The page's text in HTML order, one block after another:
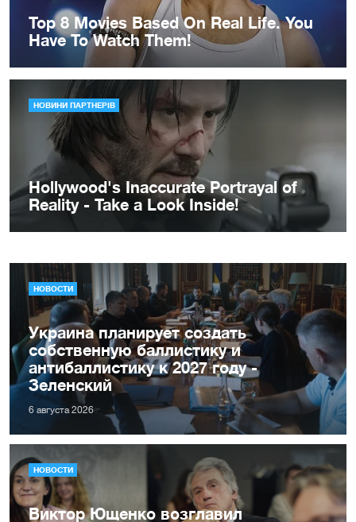
НОВОСТИ
Украина планирует создать
собственную баллистику и
антибаллистику к 2027 году -
Зеленский
6 августа 2026
НОВОСТИ
Виктор Ющенко возглавил